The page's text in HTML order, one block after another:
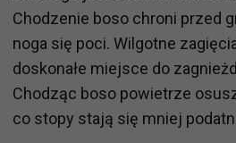
Chodzenie boso chroni przed
noga się poci. Wilgotne
doskonałe miejsce do
Chodząc boso powietrze
co stopy stają się mniej